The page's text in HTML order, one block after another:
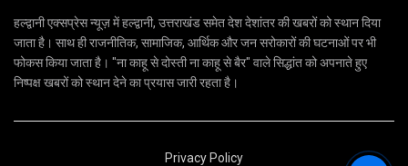
हल्द्वानी एक्सप्रेस न्यूज़ में हल्द्वानी, उत्तराखंड समेत देश देशांतर की खबरों को स्थान दिया
जाता है। साथ ही राजनीतिक, सामाजिक, आर्थिक और जन सरोकारों की घटनाओं पर भी
फोकस किया जाता है। "ना काहू से दोस्ती ना काहू से बैर" वाले सिद्धांत को अपनाते हुए
निष्पक्ष खबरों को स्थान देने का प्रयास जारी रहता है।
Privacy Policy